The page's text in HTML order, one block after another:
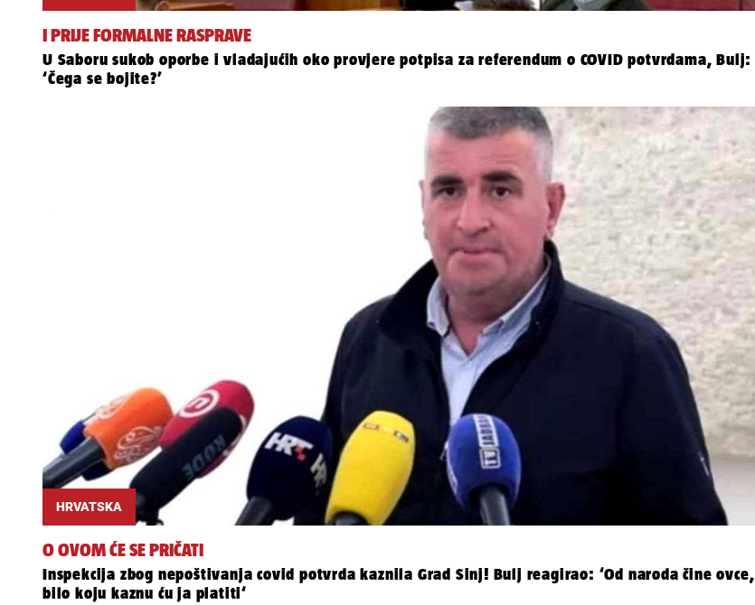
I PRIJE FORMALNE RASPRAVE
U Saboru sukob oporbe i vladajućih oko provjere potpisa za referendum o COVID potvrdama, Bulj:
‘Čega se bojite?’
HRVATSKA
O OVOM ĆE SE PRIČATI
Inspekcija zbog nepoštivanja covid potvrda kaznila Grad Sinj! Bulj reagirao: ‘Od naroda čine ovce,
bilo koju kaznu ću ja platiti‘